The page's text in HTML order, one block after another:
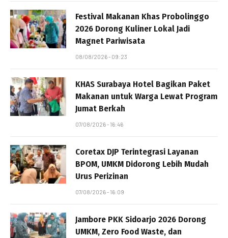
Festival Makanan Khas Probolinggo
2026 Dorong Kuliner Lokal Jadi
Magnet Pariwisata
08/08/2026 - 09:23
KHAS Surabaya Hotel Bagikan Paket
Makanan untuk Warga Lewat Program
Jumat Berkah
07/08/2026 - 16:46
Coretax DJP Terintegrasi Layanan
BPOM, UMKM Didorong Lebih Mudah
Urus Perizinan
07/08/2026 - 16:09
Jambore PKK Sidoarjo 2026 Dorong
UMKM, Zero Food Waste, dan